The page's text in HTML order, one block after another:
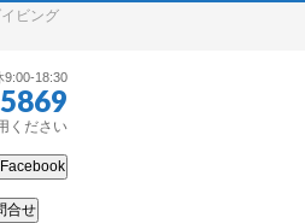
ビング
9:00-18:30
ください
合せ